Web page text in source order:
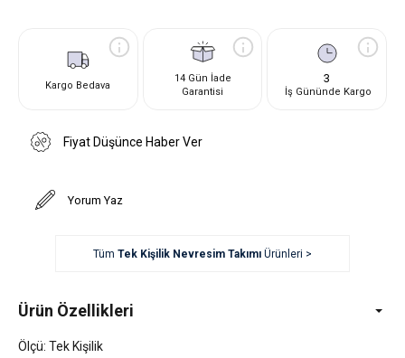
Kargo Bedava
14 Gün İade
Garantisi
3
İş Gününde Kargo
Fiyat Düşünce Haber Ver
Yorum Yaz
Tüm Tek Kişilik Nevresim TakımıÜrünleri >
Ürün Özellikleri
Ölçü: Tek Kişilik